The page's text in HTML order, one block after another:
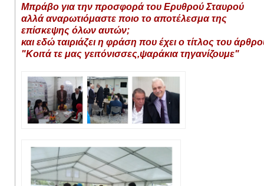
Μπράβο για την προσφορά του Ερυθρού Σταυρού
αλλά αναρωτιόμαστε ποιο το αποτέλεσμα της
επίσκεψης όλων αυτών;
και εδώ ταιριάζει η φράση που έχει ο τίτλος του
"Κοιτά τε μας γειτόνισσες,ψαράκια τηγανίζουμε"